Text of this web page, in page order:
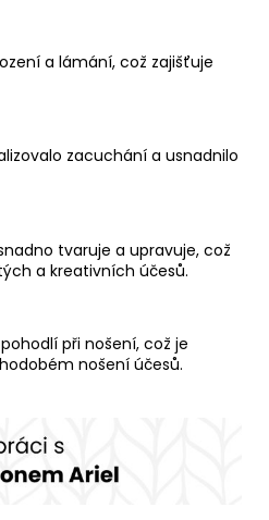
a lámání, což zajišťuje
zacuchání a usnadnilo
tvaruje a upravuje, což
a kreativních účesů.
při nošení, což je
nošení účesů.